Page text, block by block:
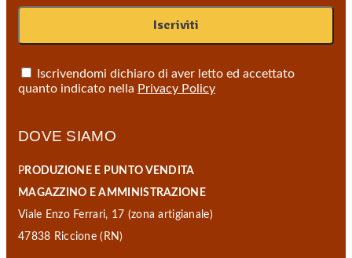
Iscrivendomi dichiaro di aver letto ed accettato
quanto indicato nella Privacy Policy
DOVE SIAMO
P RODUZIONE E PUNTO VENDITA
MAGAZZINO E AMMINISTRAZIONE
Viale Enzo Ferrari, 17 (zona artigianale)
47838 Riccione (RN)